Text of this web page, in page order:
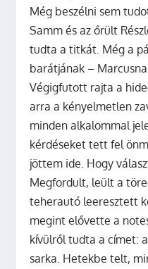
Még beszélni sem
Samm és az őrült
tudta a titkát. Még a
barátjának –
Végigfutott rajta a
arra a kényelmetlen
minden alkalommal
kérdéseket tett fel
jöttem ide. Hogy
Megfordult, leült a
teherautó leeresztett
megint elővette a
kívülről tudta a címet:
sarka. Hetekbe telt,